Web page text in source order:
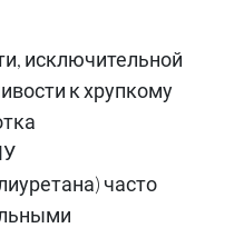
English (US)
исключительной
к хрупкому
часто